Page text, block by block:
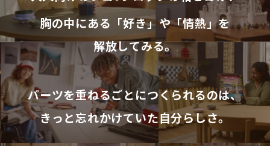
胸の中にある 「好き」や「情熱」を
解放してみる。
パーツを重ねるごとにつくられるのは、
きっと忘れかけていた自分らしさ。